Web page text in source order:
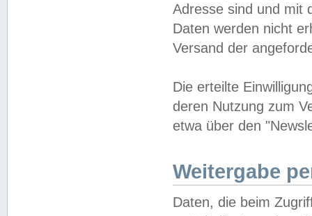
Adresse sind und mit
Daten werden nicht
Versand der
Die erteilte
deren Nutzung zum
etwa über den
Weitergabe
Daten, die beim